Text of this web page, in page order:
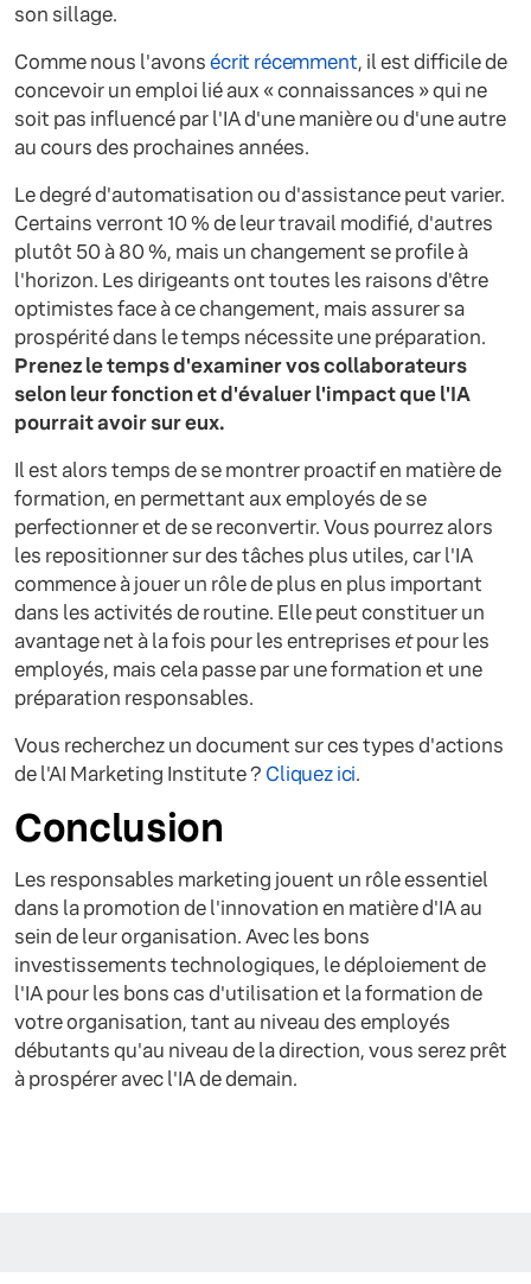
son sillage.
Comme nous l'avonsécrit récemment, il est difficile de
concevoir un emploi lié aux « connaissances » qui ne
soit pas influencé par l'IA d'une manière ou d'une autre
au cours des prochaines années.
Le degré d'automatisation ou d'assistance peut varier.
Certains verront 10 % de leur travail modifié, d'autres
plutôt 50 à 80 %, mais un changement se profile à
l'horizon. Les dirigeants ont toutes les raisons d'être
optimistes face à ce changement, mais assurer sa
prospérité dans le temps nécessite une préparation.
Prenez le temps d'examiner vos collaborateurs
selon leur fonction et d'évaluer l'impact que l'IA
pourrait avoir sur eux.
Il est alors temps de se montrer proactif en matière de
formation, en permettant aux employés de se
perfectionner et de se reconvertir. Vous pourrez alors
les repositionner sur des tâches plus utiles, car l'IA
commence à jouer un rôle de plus en plus important
dans les activités de routine. Elle peut constituer un
avantage net à la fois pour les entreprisesetpour les
employés, mais cela passe par une formation et une
préparation responsables.
Vous recherchez un document sur ces types d'actions
de l'AI Marketing Institute ? Cliquez ici.
Conclusion
Les responsables marketing jouent un rôle essentiel
dans la promotion de l'innovation en matière d'IA au
sein de leur organisation. Avec les bons
investissements technologiques, le déploiement de
l'IA pour les bons cas d'utilisation et la formation de
votre organisation, tant au niveau des employés
débutants qu'au niveau de la direction, vous serez prêt
à prospérer avec l'IA de demain.